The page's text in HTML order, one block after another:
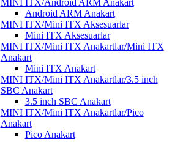
MINI ITX/Android ARM Anakart
Android ARM Anakart
MINI ITX/Mini ITX Aksesuarlar
Mini ITX Aksesuarlar
MINI ITX/Mini ITX Anakartlar/Mini ITX
Anakart
Mini ITX Anakart
MINI ITX/Mini ITX Anakartlar/3.5 inch
SBC Anakart
3.5 inch SBC Anakart
MINI ITX/Mini ITX Anakartlar/Pico
Anakart
Pico Anakart